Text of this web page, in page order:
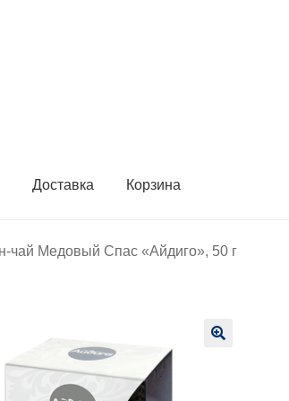
Доставка Корзина
чай Медовый Спас «Айдиго», 50 г